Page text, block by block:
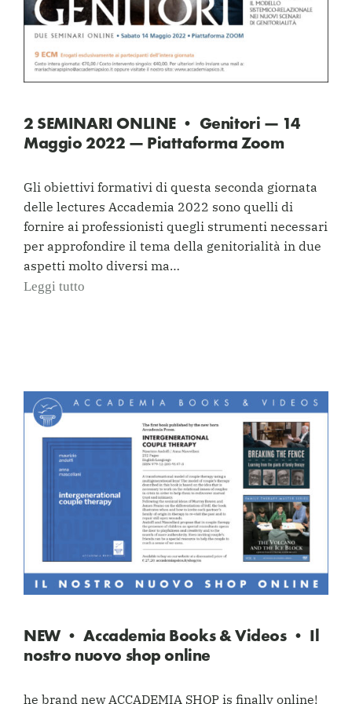
2 SEMINARI ONLINE • Genitori — 14
Maggio 2022 — Piattaforma Zoom
Gli obiettivi formativi di questa seconda giornata
delle lectures Accademia 2022 sono quelli di
fornire ai professionisti quegli strumenti necessari
per approfondire il tema della genitorialità in due
aspetti molto diversi ma…
Leggi tutto
NEW • Accademia Books & Videos • Il
nostro nuovo shop online
he brand new ACCADEMIA SHOP is finally online!